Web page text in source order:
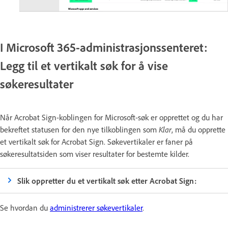
I Microsoft 365-administrasjonssenteret:
Legg til et vertikalt søk for å vise
søkeresultater
Når Acrobat Sign-koblingen for Microsoft-søk er opprettet og du har
bekreftet statusen for den nye tilkoblingen som Klar, må du opprette
et vertikalt søk for Acrobat Sign. Søkevertikaler er faner på
søkeresultatsiden som viser resultater for bestemte kilder.
Slik oppretter du et vertikalt søk etter Acrobat Sign:
Se hvordan du administrerer søkevertikaler.